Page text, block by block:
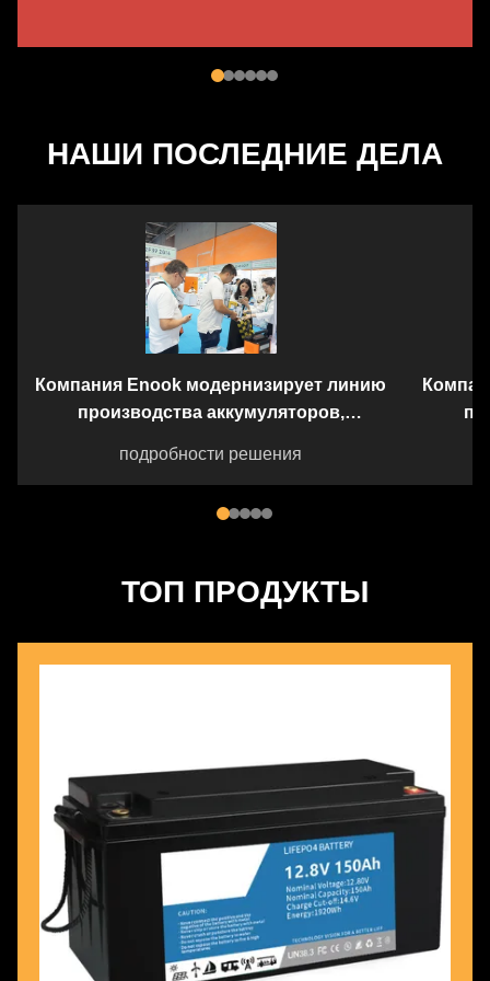
НАШИ ПОСЛЕДНИЕ ДЕЛА
Компания Enook модернизирует линию
производства аккумуляторов,
OEM/ODM
подробности решения
ТОП ПРОДУКТЫ